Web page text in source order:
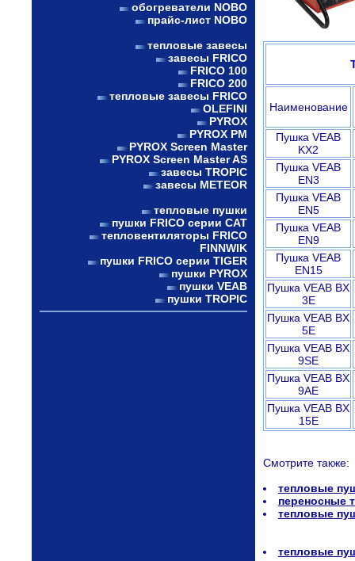
обогреватели NOBO
прайс-лист NOBO
тепловые завесы
завесы FRICO
FRICO 100
FRICO 200
тепловые завесы FRICO
OLEFINI
PYROX
PYROX PM
PYROX Screen Master
PYROX Screen Master AS
завесы TROPIC
завесы METEOR
тепловые пушки
пушки FRICO серии CAT
тепловентиляторы FRICO
FINNWIK
пушки FRICO серии TIGER
пушки PYROX
пушки VEAB
пушки TROPIC
Наименование
Пушка VEAB
KX2
Пушка VEAB
EN3
Пушка VEAB
EN5
Пушка VEAB
EN9
Пушка VEAB
EN15
Пушка VEAB BX
3E
Пушка VEAB BX
5E
Пушка VEAB BX
9SE
Пушка VEAB BX
9AE
Пушка VEAB BX
15E
Смотрите также:
тепловые
переносные
тепловые
тепловые